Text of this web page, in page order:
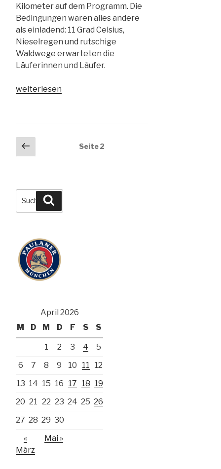
Kilometer auf dem Programm. Die
Bedingungen waren alles andere
als einladend: 11 Grad Celsius,
Nieselregen und rutschige
Waldwege erwarteten die
Läuferinnen und Läufer.
„04.04.2026
Kulmberglauf“
weiterlesen
Seitennummerierung
der
Vorherige
Seite
Seite2
Suchen
nach:
April 2026
M
D M D F S S
1 2 3 4
5
6
7 8 9 10 11 12
13 14 15 16 17 18 19
20 21 22 23 24 25 26
27 28 29 30
«
März
Mai »